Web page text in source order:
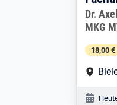
Dr.
MKG
18,00